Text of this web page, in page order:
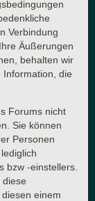
Verbindung
Äußerungen
behalten wir
Information, die
Forums nicht
Sie können
Personen
bzw -einstellers.
diese
einem